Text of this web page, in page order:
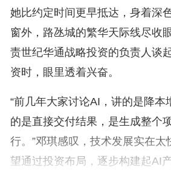
她比约定时间更早抵达，身着深
窗外，路氹城的繁华天际线尽收
责世纪华通战略投资的负责人谈
资时，眼里透着兴奋。
“前几年大家讨论AI，讲的是降本
的是直接交付结果，是生成整个
行。”邓琪感叹，技术发展实在太
望通过投资布局，逐步构建起AI产